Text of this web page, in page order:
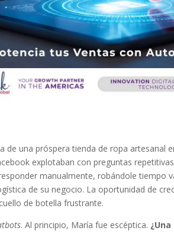
de una próspera tienda de ropa artesanal
explotaban con preguntas
manualmente, robándole tiempo
de su negocio. La oportunidad de
de botella frustrante.
. Al principio, María fue escéptica.